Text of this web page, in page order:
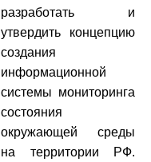
разработать и
утвердить концепцию
создания
информационной
системы мониторинга
состояния
окружающей среды
на территории РФ.